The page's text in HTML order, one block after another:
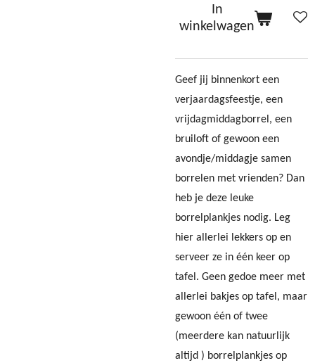
In
winkelwagen
Geef jij binnenkort een
verjaardagsfeestje, een
vrijdagmiddagborrel, een
bruiloft of gewoon een
avondje/middagje samen
borrelen met vrienden? Dan
heb je deze leuke
borrelplankjes nodig. Leg
hier allerlei lekkers op en
serveer ze in één keer op
tafel. Geen gedoe meer met
allerlei bakjes op tafel, maar
gewoon één of twee
(meerdere kan natuurlijk
altijd ) borrelplankjes op